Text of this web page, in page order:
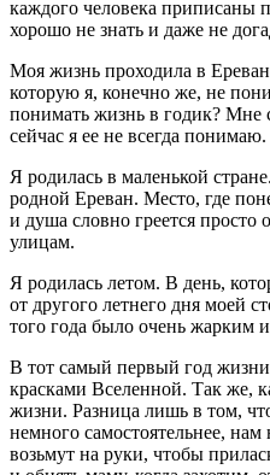
каждого человека приписаны
хорошо не знать и даже не
Моя жизнь проходила в
которую я, конечно же, не
понимать жизнь в годик? Мне
сейчас я ее не всегда понимаю.
Я родилась в маленькой
родной Ереван. Место, где
и душа словно греется просто
улицам.
Я родилась летом. В день,
от другого летнего дня моей
того года было очень жарким
В тот самый первый год
красками Вселенной. Так же,
жизни. Разница лишь в том,
немного самостоятельнее,
возьмут на руки, чтобы